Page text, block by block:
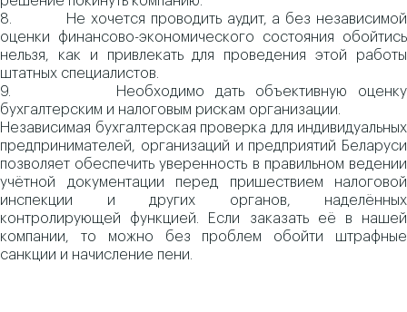
8. Не хочется проводить аудит, а без независимой
оценки финансово-экономического состояния обойтись
нельзя, как и привлекать для проведения этой работы
штатных специалистов.
9. Необходимо дать объективную оценку
бухгалтерским и налоговым рискам организации.
Независимая бухгалтерская проверка для индивидуальных
предпринимателей, организаций и предприятий Беларуси
позволяет обеспечить уверенность в правильном ведении
учётной документации перед пришествием налоговой
инспекции и других органов, наделённых
контролирующей функцией. Если заказать её в нашей
компании, то можно без проблем обойти штрафные
санкции и начисление пени.